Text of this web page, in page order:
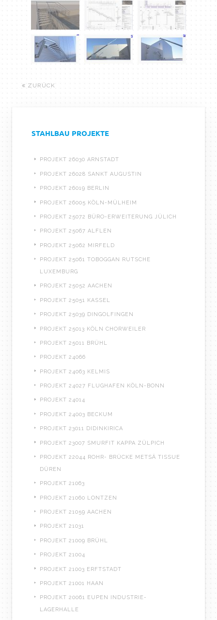
ZURÜCK
STAHLBAU PROJEKTE
PROJEKT 26030 ARNSTADT
PROJEKT 26028 SANKT AUGUSTIN
PROJEKT 26019 BERLIN
PROJEKT 26005 KÖLN-MÜLHEIM
PROJEKT 25072 BÜRO-ERWEITERUNG JÜLICH
PROJEKT 25067 ALFLEN
PROJEKT 25062 MIRFELD
PROJEKT 25061 TOBOGGAN RUTSCHE
LUXEMBURG
PROJEKT 25052 AACHEN
PROJEKT 25051 KASSEL
PROJEKT 25039 DINGOLFINGEN
PROJEKT 25013 KÖLN CHORWEILER
PROJEKT 25011 BRÜHL
PROJEKT 24066
PROJEKT 24063 KELMIS
PROJEKT 24027 FLUGHAFEN KÖLN-BONN
PROJEKT 24014
PROJEKT 24003 BECKUM
PROJEKT 23011 DIDINKIRICA
PROJEKT 23007 SMURFIT KAPPA ZÜLPICH
PROJEKT 22044 ROHR- BRÜCKE METSÄ TISSUE
DÜREN
PROJEKT 21063
PROJEKT 21060 LONTZEN
PROJEKT 21059 AACHEN
PROJEKT 21031
PROJEKT 21009 BRÜHL
PROJEKT 21004
PROJEKT 21003 ERFTSTADT
PROJEKT 21001 HAAN
PROJEKT 20061 EUPEN INDUSTRIE-
LAGERHALLE